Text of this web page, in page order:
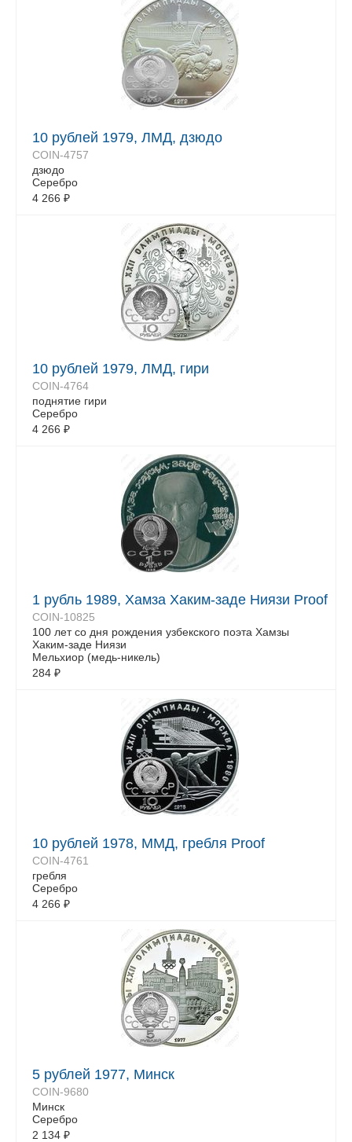
10 рублей 1979, ЛМД, дзюдо
COIN-4757
дзюдо
Серебро
4 266 ₽
10 рублей 1979, ЛМД, гири
COIN-4764
поднятие гири
Серебро
4 266 ₽
1 рубль 1989, Хамза Хаким-заде Ниязи Proof
COIN-10825
100 лет со дня рождения узбекского поэта Хамзы
Хаким-заде Ниязи
Мельхиор (медь-никель)
284 ₽
10 рублей 1978, ММД, гребля Proof
COIN-4761
гребля
Серебро
4 266 ₽
5 рублей 1977, Минск
COIN-9680
Минск
Серебро
2 134 ₽